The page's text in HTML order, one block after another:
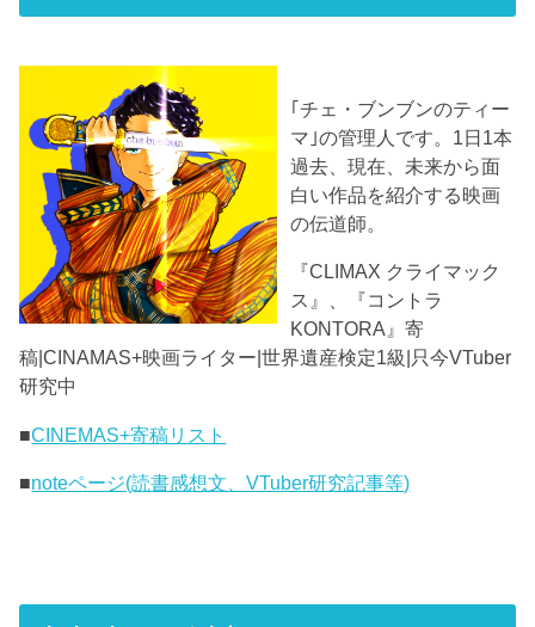
｢チェ・ブンブンのティー
マ｣の管理人です。1日1本
過去、現在、未来から面
白い作品を紹介する映画
の伝道師。
『CLIMAX クライマック
ス』、『コントラ
KONTORA』寄
稿|CINAMAS+映画ライター|世界遺産検定1級|只今VTuber
研究中
■CINEMAS+寄稿リスト
■noteページ(読書感想文、VTuber研究記事等)